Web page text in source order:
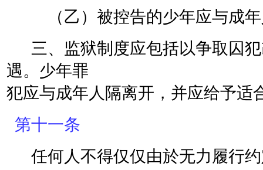
（乙）被控告的少年应与成年
三、监狱制度应包括以争取囚犯
遇。少年罪
犯应与成年人隔离开，并应给予
第十一条
任何人不得仅仅由於无力履行约